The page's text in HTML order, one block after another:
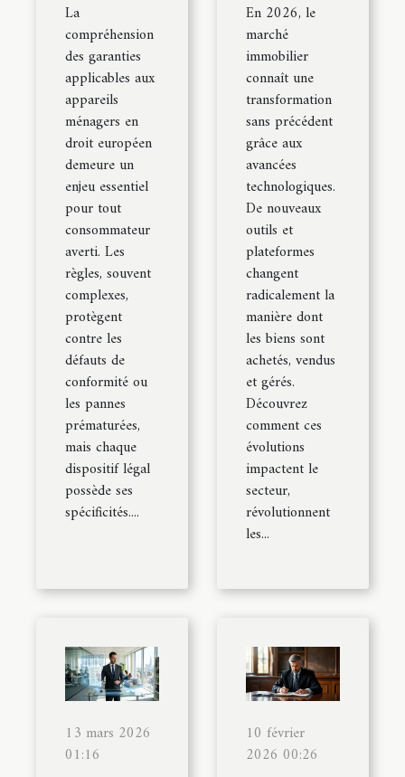
La
compréhension
des garanties
applicables aux
appareils
ménagers en
droit européen
demeure un
enjeu essentiel
pour tout
consommateur
averti. Les
règles, souvent
complexes,
protègent
contre les
défauts de
conformité ou
les pannes
prématurées,
mais chaque
dispositif légal
possède ses
spécificités....
En 2026, le
marché
immobilier
connaît une
transformation
sans précédent
grâce aux
avancées
technologiques.
De nouveaux
outils et
plateformes
changent
radicalement la
manière dont
les biens sont
achetés, vendus
et gérés.
Découvrez
comment ces
évolutions
impactent le
secteur,
révolutionnent
les...
13 mars 2026
01:16
10 février
2026 00:26